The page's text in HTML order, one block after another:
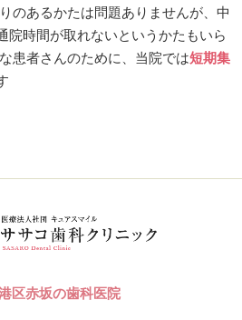
のあるかたは問題ありませんが、中
院時間が取れないというかたもいら
患者さんのために、当院では短期集
区赤坂の歯科医院